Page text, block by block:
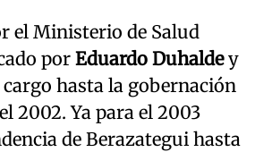
el Ministerio de Salud
por Eduardo Duhaldey
hasta la gobernación
2002. Ya para el 2003
de Berazategui hasta